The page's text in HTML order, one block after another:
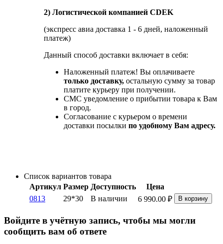
2) Логистической компанией CDEK
(экспресс авиа доставка 1 - 6 дней, наложенный
платеж)
Данный способ доставки включает в себя:
Наложенный платеж! Вы оплачиваете
только доставку, остальную сумму за товар
платите курьеру при получении.
СМС уведомление о прибытии товара к Вам
в город.
Согласование с курьером о времени
доставки посылки по удобному Вам адресу.
Список вариантов товара
Артикул Размер Доступность
Цена
0813
29*30 В наличии 6 990.00 ₽ В корзину
Войдите в учётную запись, чтобы мы могли
сообщить вам об ответе